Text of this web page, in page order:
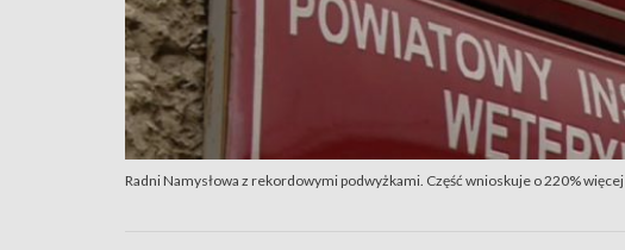
Radni Namysłowa z rekordowymi podwyżkami. Część wnioskuje o 220% więcej